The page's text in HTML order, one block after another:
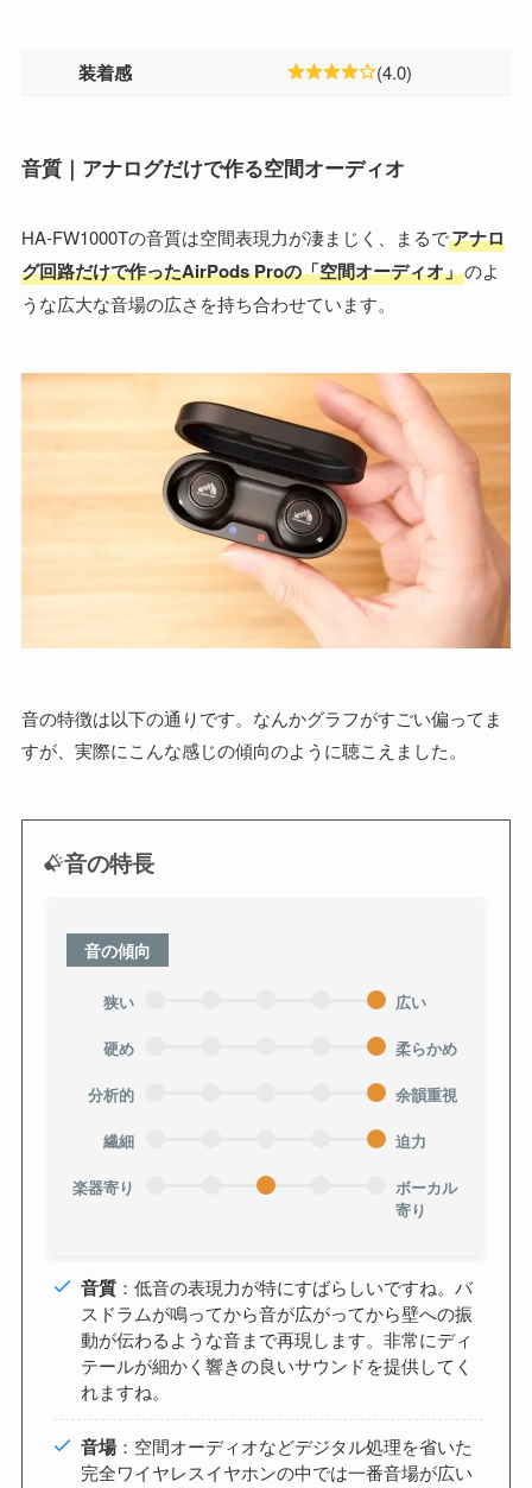
装着感 (4.0)
音質｜アナログだけで作る空間オーディオ
HA-FW1000Tの音質は空間表現力が凄まじく、まるでアナロ
グ回路だけで作ったAirPods Proの「空間オーディオ」のよ
うな広大な音場の広さを持ち合わせています。
音の特徴は以下の通りです。なんかグラフがすごい偏ってま
すが、実際にこんな感じの傾向のように聴こえました。
音の特長
音の傾向
狭い 広い
硬め 柔らかめ
分析的 余韻重視
繊細 迫力
楽器寄り
ボーカル
寄り
音質：低音の表現力が特にすばらしいですね。バ
スドラムが鳴ってから音が広がってから壁への振
動が伝わるような音まで再現します。非常にディ
テールが細かく響きの良いサウンドを提供してく
れますね。
音場：空間オーディオなどデジタル処理を省いた
完全ワイヤレスイヤホンの中では一番音場が広い